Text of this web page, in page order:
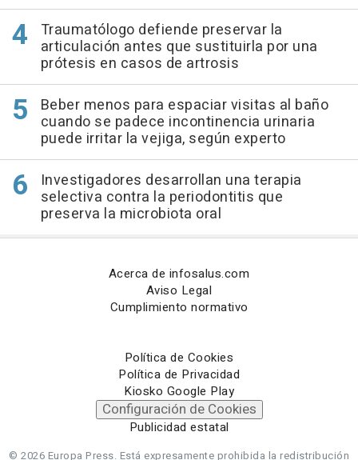
Traumatólogo defiende preservar la
articulación antes que sustituirla por una
prótesis en casos de artrosis
Beber menos para espaciar visitas al baño
cuando se padece incontinencia urinaria
puede irritar la vejiga, según experto
Investigadores desarrollan una terapia
selectiva contra la periodontitis que
preserva la microbiota oral
Acerca de infosalus.com
Aviso Legal
Cumplimiento normativo
Política de Cookies
Política de Privacidad
Kiosko Google Play
Configuración de Cookies
Publicidad estatal
© 2026 Europa Press. Está expresamente prohibida la redistribución